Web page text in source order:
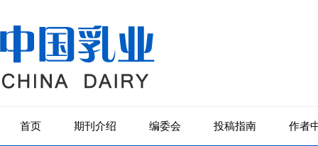
首页 期刊介绍 编委会 投稿指南 作者